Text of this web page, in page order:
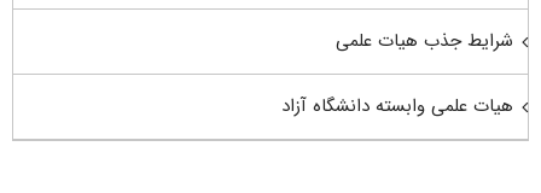
شرایط جذب هیات علمی
هیات علمی وابسته دانشگاه آزاد